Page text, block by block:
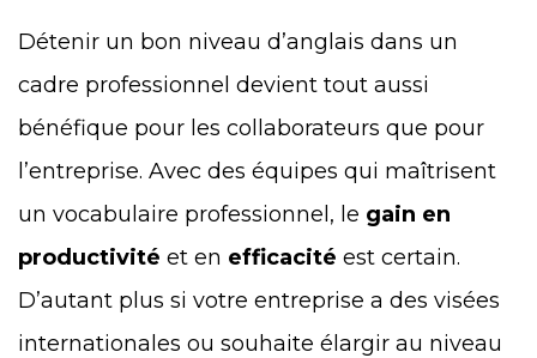
Détenir un bon niveau d’anglais dans un
cadre professionnel devient tout aussi
bénéfique pour les collaborateurs que pour
l’entreprise. Avec des équipes qui maîtrisent
un vocabulaire professionnel, le gain en
productivité et en efficacité est certain.
D’autant plus si votre entreprise a des visées
internationales ou souhaite élargir au niveau